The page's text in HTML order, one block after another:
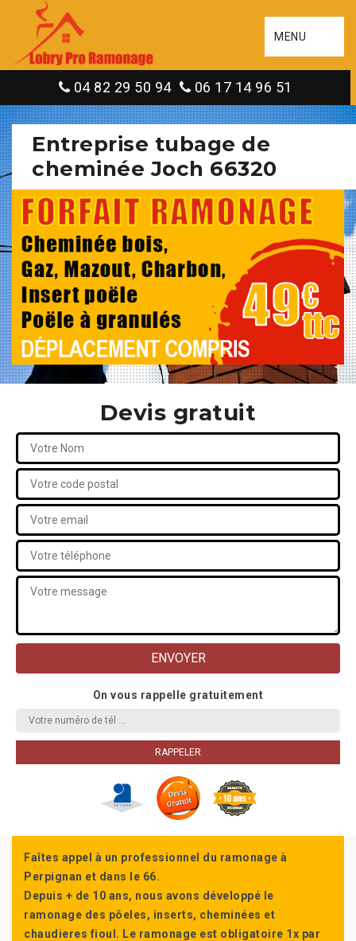
MENU
04 82 29 50 94 06 17 14 96 51
Entreprise tubage de
cheminée Joch 66320
Devis gratuit
On vous rappelle gratuitement
Faîtes appel à un professionnel du ramonage à
Perpignan et dans le 66.
Depuis + de 10 ans, nous avons développé le
ramonage des pôeles, inserts, cheminées et
chaudieres fioul. Le ramonage est obligatoire 1x par